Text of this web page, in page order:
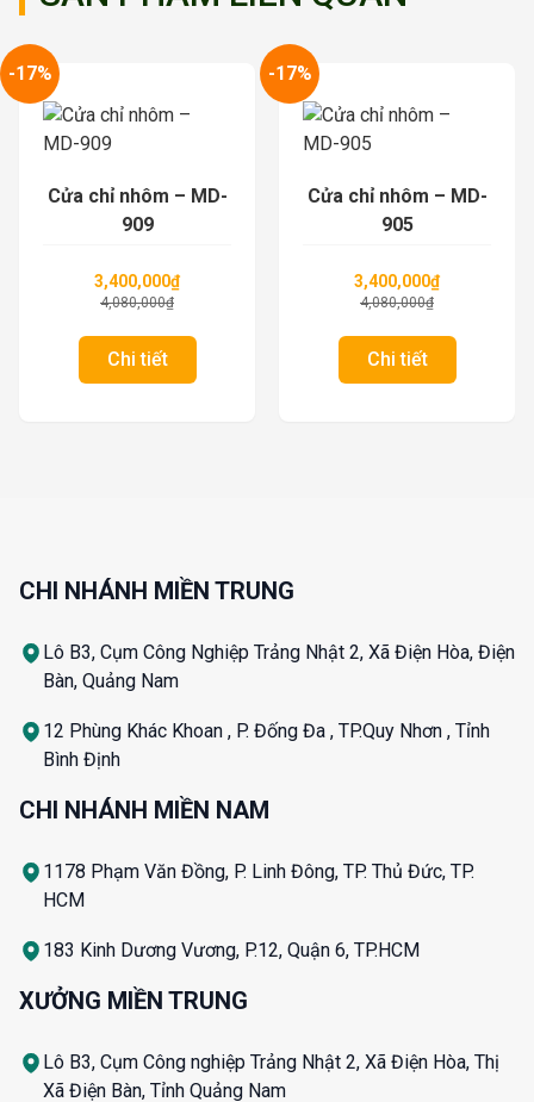
-17%
Cửa chỉ nhôm – MD-
909
3,400,000₫
4,080,000₫
Chi tiết
-17%
Cửa chỉ nhôm – MD-
905
3,400,000₫
4,080,000₫
Chi tiết
CHI NHÁNH MIỀN TRUNG
Lô B3, Cụm Công Nghiệp Trảng Nhật 2, Xã Điện Hòa, Điện
Bàn, Quảng Nam
12 Phùng Khác Khoan , P. Đống Đa , TP.Quy Nhơn , Tỉnh
Bình Định
CHI NHÁNH MIỀN NAM
1178 Phạm Văn Đồng, P. Linh Đông, TP. Thủ Đức, TP.
HCM
183 Kinh Dương Vương, P.12, Quận 6, TP.HCM
XƯỞNG MIỀN TRUNG
Lô B3, Cụm Công nghiệp Trảng Nhật 2, Xã Điện Hòa, Thị
Xã Điện Bàn, Tỉnh Quảng Nam